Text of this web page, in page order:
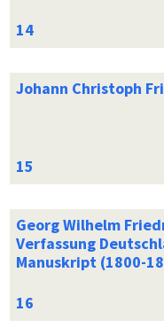
Johann Christoph
Georg Wilhelm
Verfassung
Manuskript (1800-